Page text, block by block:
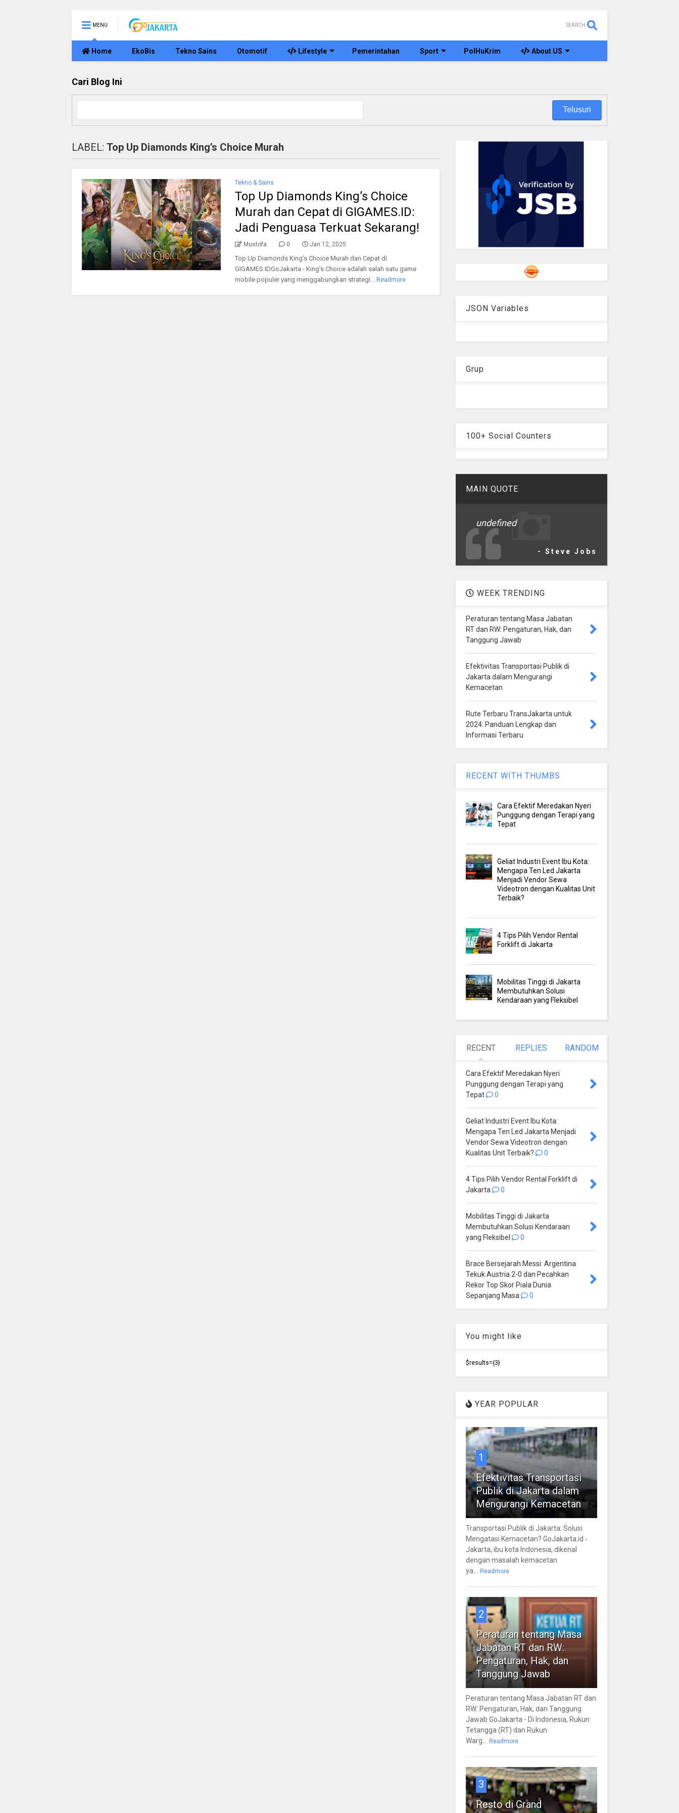
MENU SEARCH
Home EkoBis Tekno Sains Otomotif Lifestyle Pemerintahan Sport PolHuKrim About US
Cari Blog Ini
LABEL: Top Up Diamonds King’s Choice Murah
Tekno & Sains
Top Up Diamonds King’s Choice
Murah dan Cepat di GIGAMES.ID:
Jadi Penguasa Terkuat Sekarang!
Mustofa 0 Jan 12, 2025
Top Up Diamonds King’s Choice Murah dan Cepat di
GIGAMES.IDGoJakarta - King’s Choice adalah salah satu game
mobile populer yang menggabungkan strategi...
Readmore
JSON Variables
Grup
100+ Social Counters
MAIN QUOTE
undefined
- Steve Jobs
WEEK TRENDING
Peraturan tentang Masa Jabatan
RT dan RW: Pengaturan, Hak, dan
Tanggung Jawab
Efektivitas Transportasi Publik di
Jakarta dalam Mengurangi
Kemacetan
Rute Terbaru TransJakarta untuk
2024: Panduan Lengkap dan
Informasi Terbaru
RECENT WITH THUMBS
Cara Efektif Meredakan Nyeri
Punggung dengan Terapi yang
Tepat
Geliat Industri Event Ibu Kota:
Mengapa Ten Led Jakarta
Menjadi Vendor Sewa
Videotron dengan Kualitas Unit
Terbaik?
4 Tips Pilih Vendor Rental
Forklift di Jakarta
Mobilitas Tinggi di Jakarta
Membutuhkan Solusi
Kendaraan yang Fleksibel
RECENT REPLIES RANDOM
Cara Efektif Meredakan Nyeri
Punggung dengan Terapi yang
Tepat
0
Geliat Industri Event Ibu Kota:
Mengapa Ten Led Jakarta Menjadi
Vendor Sewa Videotron dengan
Kualitas Unit Terbaik?
0
4 Tips Pilih Vendor Rental Forklift di
Jakarta
0
Mobilitas Tinggi di Jakarta
Membutuhkan Solusi Kendaraan
yang Fleksibel
0
Brace Bersejarah Messi: Argentina
Tekuk Austria 2-0 dan Pecahkan
Rekor Top Skor Piala Dunia
Sepanjang Masa
0
You might like
$results={3}
YEAR POPULAR
1
Efektivitas Transportasi
Publik di Jakarta dalam
Mengurangi Kemacetan
Transportasi Publik di Jakarta: Solusi
Mengatasi Kemacetan? GoJakarta.id -
Jakarta, ibu kota Indonesia, dikenal
dengan masalah kemacetan
ya... Readmore
2
Peraturan tentang Masa
Jabatan RT dan RW:
Pengaturan, Hak, dan
Tanggung Jawab
Peraturan tentang Masa Jabatan RT dan
RW: Pengaturan, Hak, dan Tanggung
Jawab GoJakarta - Di Indonesia, Rukun
Tetangga (RT) dan Rukun
Warg... Readmore
3
Resto di Grand